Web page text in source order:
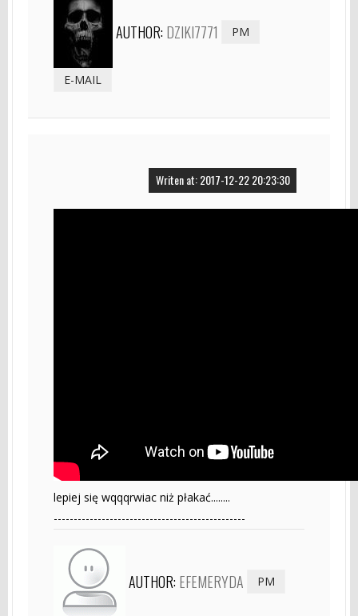
AUTHOR: DZIKI7771 PM
E-MAIL
Writen at: 2017-12-22 20:23:30
lepiej się wqqqrwiac niż płakać........
------------------------------------------------
AUTHOR: EFEMERYDA PM